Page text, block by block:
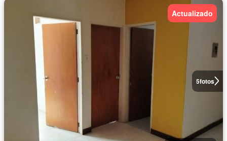
5fotos
Actualizado